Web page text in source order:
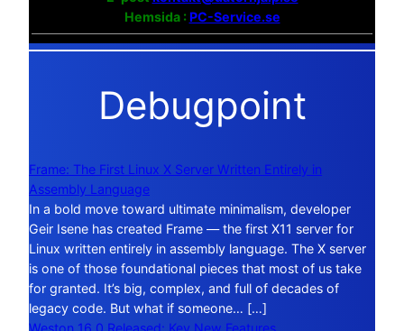
Hemsida :PC-Service.se
Debugpoint
Frame: The First Linux X Server Written Entirely in
Assembly Language
In a bold move toward ultimate minimalism, developer
Geir Isene has created Frame — the first X11 server for
Linux written entirely in assembly language. The X server
is one of those foundational pieces that most of us take
for granted. It’s big, complex, and full of decades of
legacy code. But what if someone… […]
Weston 16.0 Released: Key New Features